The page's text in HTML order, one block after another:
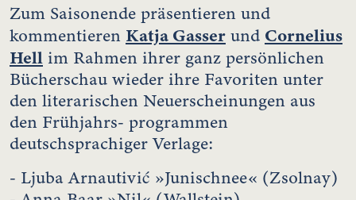
Zum Saisonende präsentieren und
kommentieren Katja Gasser und Cornelius
Hell im Rahmen ihrer ganz persönlichen
Bücherschau wieder ihre Favoriten unter
den literarischen Neuerscheinungen aus
den Frühjahrs- programmen
deutschsprachiger Verlage:
- Ljuba Arnautivić »Junischnee« (Zsolnay)